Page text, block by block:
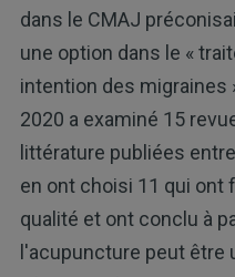
dans le CMAJ
une option dans le «
intention des migraines
2020 a examiné 15
littérature publiées
en ont choisi 11 qui ont
qualité et ont conclu à
l'acupuncture peut